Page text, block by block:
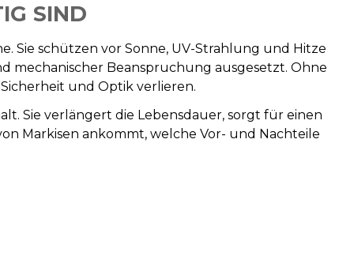
SIND
Sie schützen vor Sonne, UV-Strahlung und Hitze
mechanischer Beanspruchung ausgesetzt. Ohne
und Optik verlieren.
Sie verlängert die Lebensdauer, sorgt für einen
Markisen ankommt, welche Vor- und Nachteile